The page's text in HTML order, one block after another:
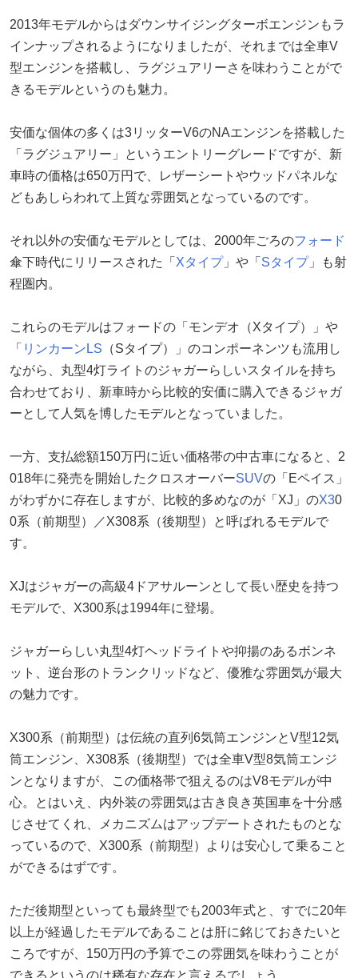
2013年モデルからはダウンサイジングターボエンジンもラ
インナップされるようになりましたが、それまでは全車V
型エンジンを搭載し、ラグジュアリーさを味わうことがで
きるモデルというのも魅力。
安価な個体の多くは3リッターV6のNAエンジンを搭載した
「ラグジュアリー」というエントリーグレードですが、新
車時の価格は650万円で、レザーシートやウッドパネルな
どもあしらわれて上質な雰囲気となっているのです。
それ以外の安価なモデルとしては、2000年ごろのフォード
傘下時代にリリースされた「 Xタイプ」や「 Sタイプ」も射
程圏内。
これらのモデルはフォードの「モンデオ（Xタイプ）」や
「 リンカーンLS （Sタイプ）」のコンポーネンツも流用し
ながら、丸型4灯ライトのジャガーらしいスタイルを持ち
合わせており、新車時から比較的安価に購入できるジャガ
ーとして人気を博したモデルとなっていました。
一方、支払総額150万円に近い価格帯の中古車になると、2
018年に発売を開始したクロスオーバーSUVの「Eペイス」
がわずかに存在しますが、比較的多めなのが「XJ」のX30
0系（前期型）／X308系（後期型）と呼ばれるモデルで
す。
XJはジャガーの高級4ドアサルーンとして長い歴史を持つ
モデルで、X300系は1994年に登場。
ジャガーらしい丸型4灯ヘッドライトや抑揚のあるボンネ
ット、逆台形のトランクリッドなど、優雅な雰囲気が最大
の魅力です。
X300系（前期型）は伝統の直列6気筒エンジンとV型12気
筒エンジン、X308系（後期型）では全車V型8気筒エンジ
ンとなりますが、この価格帯で狙えるのはV8モデルが中
心。とはいえ、内外装の雰囲気は古き良き英国車を十分感
じさせてくれ、メカニズムはアップデートされたものとな
っているので、X300系（前期型）よりは安心して乗ること
ができるはずです。
ただ後期型といっても最終型でも2003年式と、すでに20年
以上が経過したモデルであることは肝に銘じておきたいと
ころですが、150万円の予算でこの雰囲気を味わうことが
できるというのは稀有な存在と言えるでしょう。